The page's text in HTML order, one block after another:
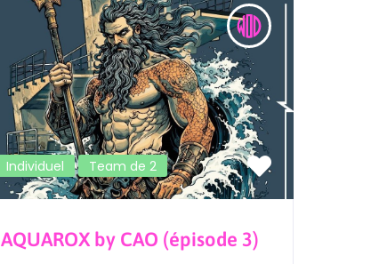
Individuel Team de 2
AQUAROX by CAO (épisode 3)